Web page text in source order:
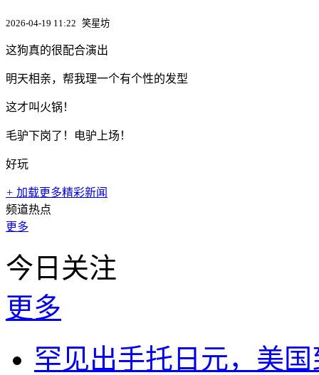
2026-04-19 11:22 笑星坊
这狗真的很配合演出
明天相亲，帮我理一个有个性的发型
这才叫火锅！
毛驴下岗了！电驴上场！
好玩
+ 加载更多精彩新闻
频道热点
更多
今日关注
更多
罕见出手托日元，美